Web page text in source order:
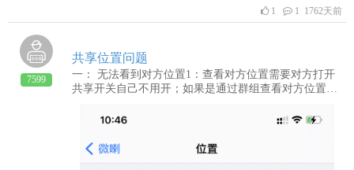
1 1 1762天前
7599
共享位置问题
一： 无法看到对方位置1：查看对方位置需要对方打开
共享开关自己不用开；如果是通过群组查看对方位置需
置需要对方打开“好友共享开关”；2：对方打开共享位置
权限；自测方法： 打开微喇地图界面，可以准确看到自
己的位置信息二： 对方亮屏位置正常但灭屏后无法查看